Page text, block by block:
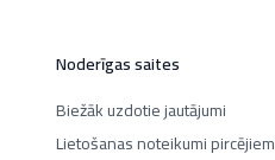
Noderīgas saites
Biežāk uzdotie jautājumi
Lietošanas noteikumi pircējiem